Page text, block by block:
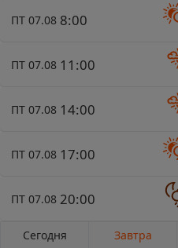
ПТ 07.08 8:00
ПТ 07.08 11:00
ПТ 07.08 14:00
ПТ 07.08 17:00
ПТ 07.08 20:00
Сегодня Завтра